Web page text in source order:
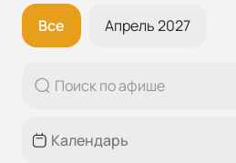
Все Апрель 2027